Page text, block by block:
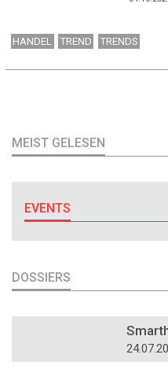
HANDEL TREND TRENDS
MEIST GELESEN
EVENTS
DOSSIERS